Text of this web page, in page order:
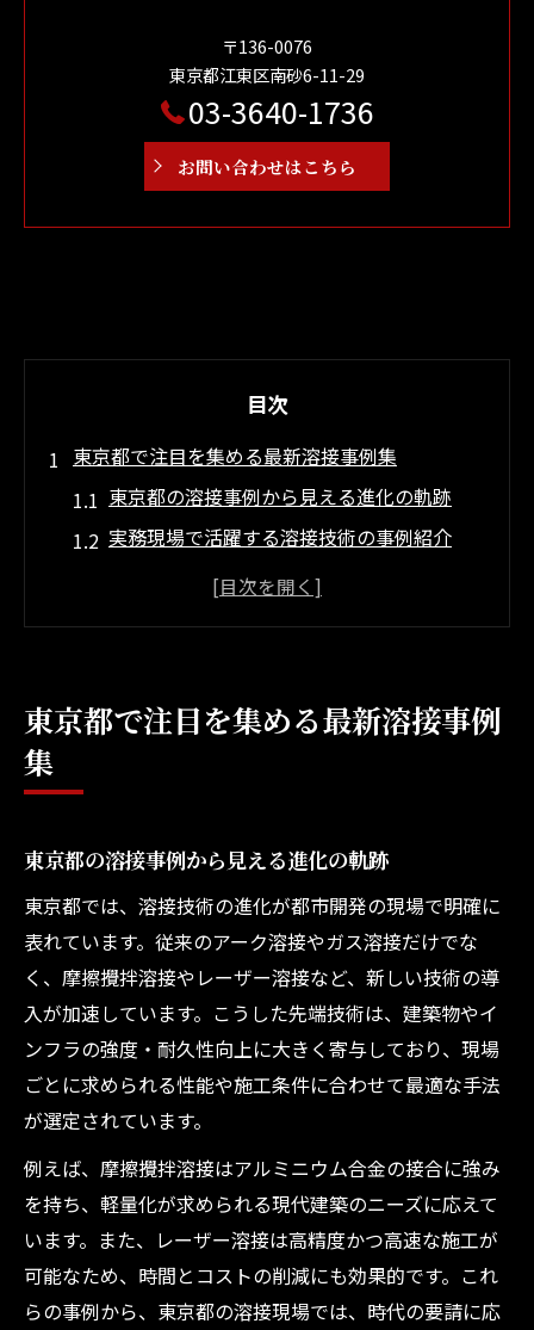
〒136-0076
東京都江東区南砂6-11-29
03-3640-1736
お問い合わせはこちら
目次
東京都で注目を集める最新溶接事例集
東京都の溶接事例から見える進化の軌跡
実務現場で活躍する溶接技術の事例紹介
競技会で評価された溶接事例の特徴とは
最新溶接技術が現場にもたらす変革とは
精密溶接を実現する東京都の技術力
溶接現場で広がる新技術導入の実態
実務で役立つ東京都発の溶接ノウハウ
溶接現場で役立つ東京都の実践ノウハウ集
効率UPを実現する溶接のコツと工夫
実務経験から生まれた溶接ノウハウを解説
技術者が選ぶ東京都の優れた溶接方法
全国大会優勝を目指す溶接技術の磨き方
全国大会優勝を導いた溶接技術習得法
溶接競技会で実力を発揮する練習法とは
優勝者が実践した溶接トレーニングの流儀
東京都で注目を集める最新溶接事例
集
東京都の溶接事例から見える進化の軌跡
東京都では、溶接技術の進化が都市開発の現場で明確に
表れています。従来のアーク溶接やガス溶接だけでな
く、摩擦攪拌溶接やレーザー溶接など、新しい技術の導
入が加速しています。こうした先端技術は、建築物やイ
ンフラの強度・耐久性向上に大きく寄与しており、現場
ごとに求められる性能や施工条件に合わせて最適な手法
が選定されています。
例えば、摩擦攪拌溶接はアルミニウム合金の接合に強み
を持ち、軽量化が求められる現代建築のニーズに応えて
います。また、レーザー溶接は高精度かつ高速な施工が
可能なため、時間とコストの削減にも効果的です。これ
らの事例から、東京都の溶接現場では、時代の要請に応